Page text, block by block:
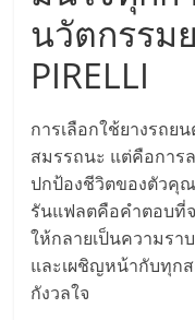
ศูนย์
รวม
แฟ
รน
ไชส์
นวัตกรรม
PIRELLI
การเลือกใช้ยางรถย
สมรรถนะ แต่คือการ
ปกป้องชีวิตของตัวคุ
รันแฟลตคือคำตอบที่
ให้กลายเป็นความร
และเผชิญหน้ากับทุก
กังวลใจ